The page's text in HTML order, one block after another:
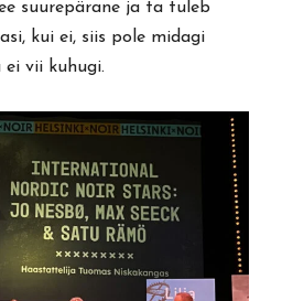
suurepärane ja ta tuleb
kui ei, siis pole midagi
ei vii kuhugi.